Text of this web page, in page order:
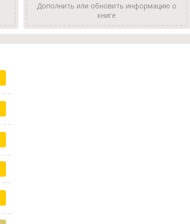
Дополнить или обновить информацию о
книге